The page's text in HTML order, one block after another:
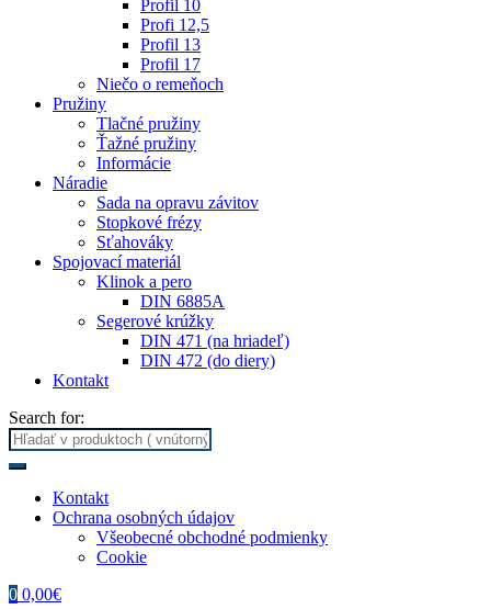
Profil 10
Profi 12,5
Profil 13
Profil 17
Niečo o remeňoch
Pružiny
Tlačné pružiny
Ťažné pružiny
Informácie
Náradie
Sada na opravu závitov
Stopkové frézy
Sťahováky
Spojovací materiál
Klinok a pero
DIN 6885A
Segerové krúžky
DIN 471 (na hriadeľ)
DIN 472 (do diery)
Kontakt
Search for:
Kontakt
Ochrana osobných údajov
Všeobecné obchodné podmienky
Cookie
0 0,00€